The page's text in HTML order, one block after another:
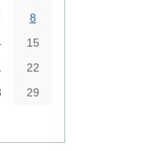
8
15
22
29